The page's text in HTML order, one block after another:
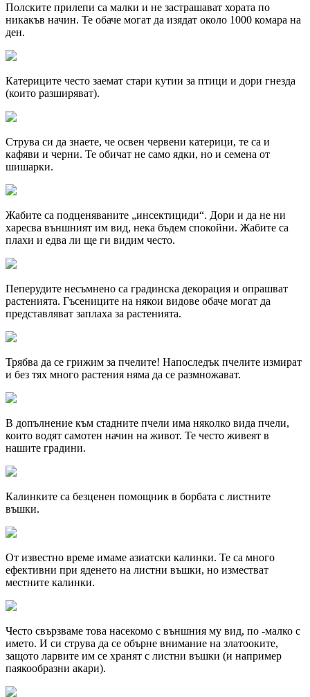
Полските прилепи са малки и не застрашават хората по
никакъв начин. Те обаче могат да изядат около 1000 комара на
ден.
Катериците често заемат стари кутии за птици и дори гнезда
(които разширяват).
Струва си да знаете, че освен червени катерици, те са и
кафяви и черни. Те обичат не само ядки, но и семена от
шишарки.
Жабите са подценяваните „инсектициди“. Дори и да не ни
харесва външният им вид, нека бъдем спокойни. Жабите са
плахи и едва ли ще ги видим често.
Пеперудите несъмнено са градинска декорация и опрашват
растенията. Гъсениците на някои видове обаче могат да
представляват заплаха за растенията.
Трябва да се грижим за пчелите! Напоследък пчелите измират
и без тях много растения няма да се размножават.
В допълнение към стадните пчели има няколко вида пчели,
които водят самотен начин на живот. Те често живеят в
нашите градини.
Калинките са безценен помощник в борбата с листните
въшки.
От известно време имаме азиатски калинки. Те са много
ефективни при яденето на листни въшки, но изместват
местните калинки.
Често свързваме това насекомо с външния му вид, по -малко с
името. И си струва да се обърне внимание на златооките,
защото ларвите им се хранят с листни въшки (и например
паякообразни акари).